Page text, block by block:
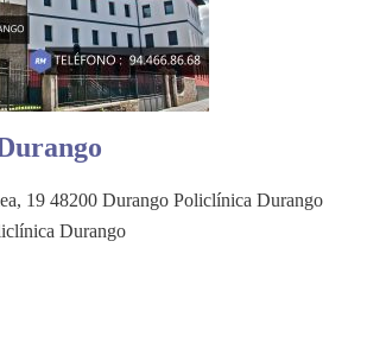
19 48200 Durango Policlínica Durango
Durango